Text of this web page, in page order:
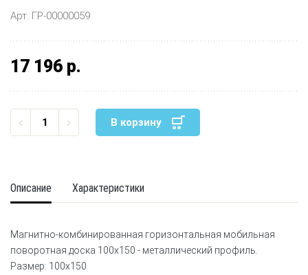
Арт. ГР-00000059
17 196 р.
В корзину
Описание Характеристики
Магнитно-комбинированная горизонтальная мобильная
поворотная доска 100х150 - металлический профиль.
Размер: 100х150